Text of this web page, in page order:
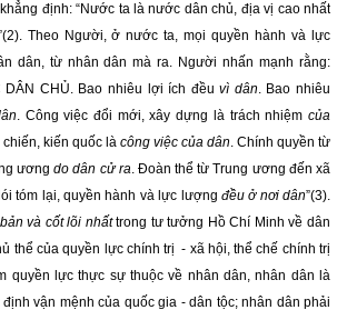
định: “Nước ta là nước dân chủ, địa vị cao nhất
Theo Người, ở nước ta, mọi quyền hành và lực
dân, từ nhân dân mà ra. Người nhấn mạnh rằng:
DÂN CHỦ. Bao nhiêu lợi ích đềuvì dân. Bao nhiêu
. Công việc đổi mới, xây dựng là trách nhiệmcủa
kiến quốc là công việc của dân. Chính quyền từ
ươngdo dân cử ra. Đoàn thể từ Trung ương đến xã
tóm lại, quyền hành và lực lượng đều ở nơi dân”(3).
và cốt lõi nhấttrong tư tưởng Hồ Chí Minh về dân
thể của quyền lực chính trị - xã hội, thể chế chính trị
quyền lực thực sự thuộc về nhân dân, nhân dân là
vận mệnh của quốc gia - dân tộc; nhân dân phải